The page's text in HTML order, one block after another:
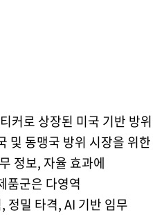
커로 상장된 미국 기반 방위
및 동맹국 방위 시장을 위한
정보, 자율 효과에
품군은 다영역
정밀 타격, AI 기반 임무